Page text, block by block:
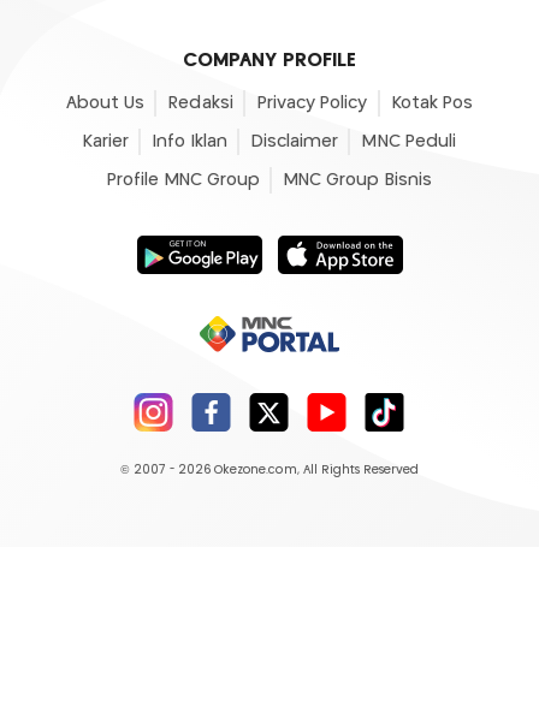
COMPANY PROFILE
About Us Redaksi Privacy Policy Kotak Pos
Karier Info Iklan Disclaimer MNC Peduli
Profile MNC Group MNC Group Bisnis
© 2007 - 2026 Okezone.com, All Rights Reserved